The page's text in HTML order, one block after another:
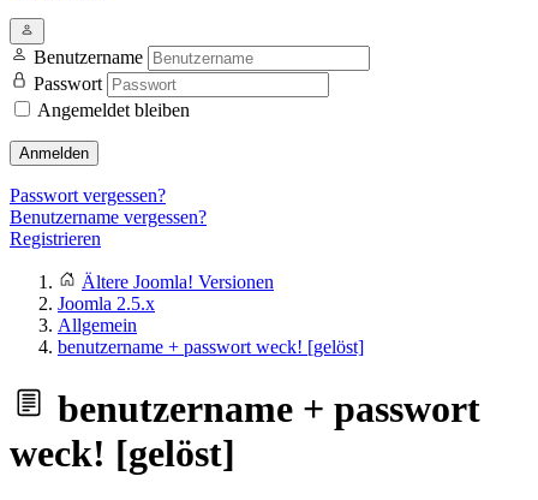
Benutzername
Passwort
Angemeldet bleiben
Anmelden
Passwort vergessen?
Benutzername vergessen?
Registrieren
Ältere Joomla! Versionen
Joomla 2.5.x
Allgemein
benutzername + passwort weck! [gelöst]
benutzername + passwort
weck! [gelöst]